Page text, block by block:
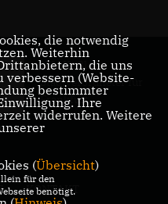
Nils Kößler -
Stadtverordneter für
Frankfurt
KONTAKT
die notwendig
Weiterhin
die uns
verbessern (Website-
bestimmter
Ihre
widerrufen. Weitere
(Übersicht)
für den
benötigt.